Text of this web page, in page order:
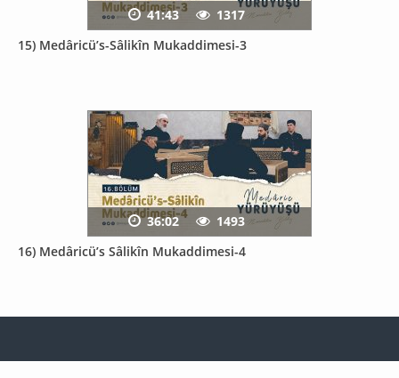
15) Medâricü’s-Sâlikîn Mukaddimesi-3
41:43 1317
16) Medâricü’s Sâlikîn Mukaddimesi-4
36:02 1493